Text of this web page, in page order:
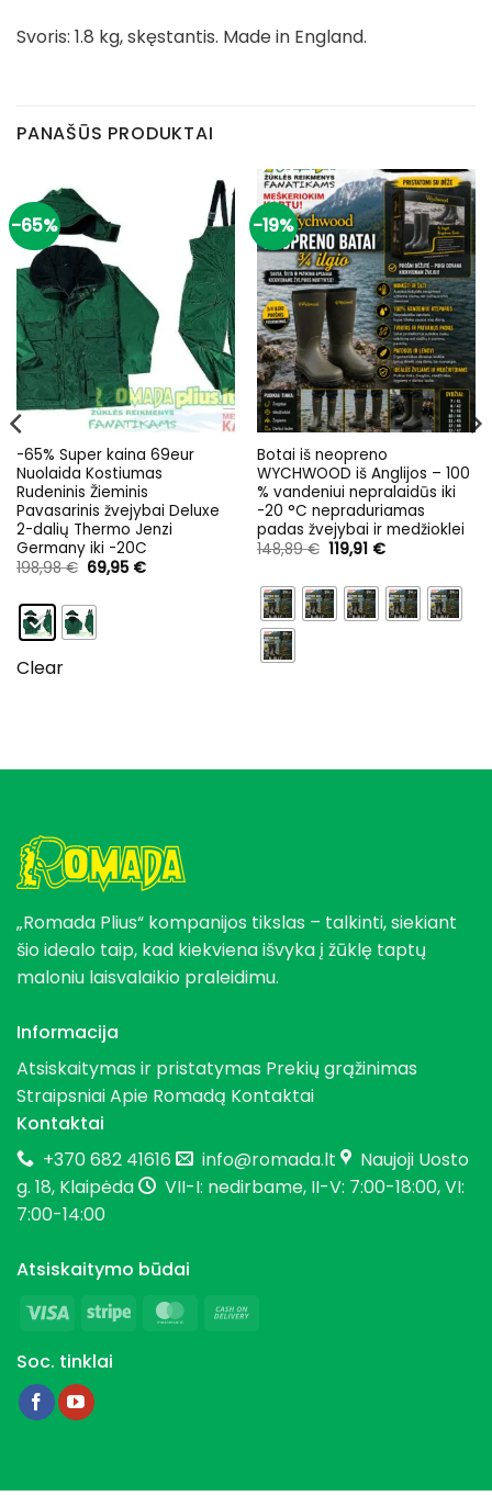
Svoris: 1.8 kg, skęstantis. Made in England.
PANAŠŪS PRODUKTAI
-65%
-65% Super kaina 69eur
Nuolaida Kostiumas
Rudeninis Žieminis
Pavasarinis žvejybai Deluxe
2-dalių Thermo Jenzi
Germany iki -20C
198,98€ Original
price
198,98 €.
69,95 €Current
Clear
-19%
Botai iš neopreno
WYCHWOOD iš Anglijos – 100
% vandeniui nepralaidūs iki
-20 °C nepraduriamas
padas žvejybai ir medžioklei
148,89€ Original
price
148,89 €.
119,91 €Current
119,91 €.
„Romada Plius“ kompanijos tikslas – talkinti, siekiant
šio idealo taip, kad kiekviena išvyka į žūklę taptų
maloniu laisvalaikio praleidimu.
Informacija
Atsiskaitymas ir pristatymas Prekių grąžinimas
StraipsniaiApie Romadą Kontaktai
Kontaktai
+370 682 41616
info@romada.lt
Naujoji Uosto
g. 18, Klaipėda
VII-I: nedirbame, II-V: 7:00-18:00, VI:
7:00-14:00
Atsiskaitymo būdai
Visa
Stripe MasterCard
Soc. tinklai